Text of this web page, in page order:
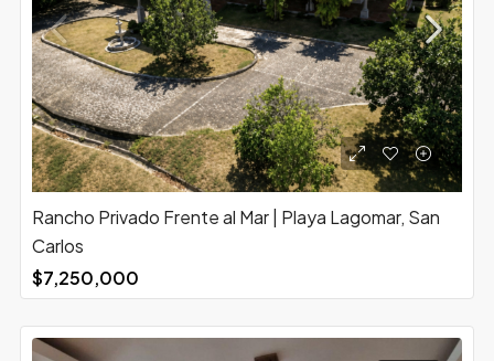
Rancho Privado Frente al Mar | Playa Lagomar, San
Carlos
$7,250,000